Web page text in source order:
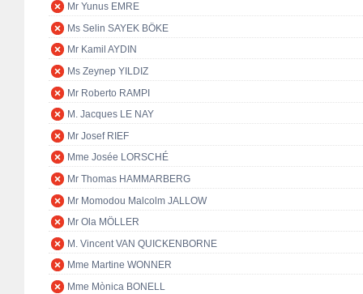
Mr Yunus EMRE
Ms Selin SAYEK BÖKE
Mr Kamil AYDIN
Ms Zeynep YILDIZ
Mr Roberto RAMPI
M. Jacques LE NAY
Mr Josef RIEF
Mme Josée LORSCHÉ
Mr Thomas HAMMARBERG
Mr Momodou Malcolm JALLOW
Mr Ola MÖLLER
M. Vincent VAN QUICKENBORNE
Mme Martine WONNER
Mme Mònica BONELL